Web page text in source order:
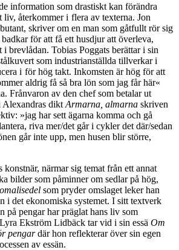
information som drastiskt kan förändra
liv, återkommer i flera av texterna. Jon
skriver om en man som gåtfullt rör sig
för att få ett husdjur att överleva,
brevlådan. Tobias Poggats berättar i sin
som industrianställda tillverkar i
i för hög takt. Inkomsten är hög för att
aldrig få så bra lön som jag får här«
Frånvaron av den chef som betalar ut
Alexandras dikt Armarna, almarna skriven
»jag har sett ägarna komma och gå
riva mer/det går i cykler det där/sedan
går inte upp, men husen blir större,
närmar sig temat från ett annat
bilder som påminner om sedlar på hög,
som pryder omslaget leker han
i det ekonomiska systemet. I sitt textverk
på pengar har präglat hans liv som
Ekström Lidbäck tar vid i sin essä Om
pengardär hon reflekterar över sin egen
av essän.